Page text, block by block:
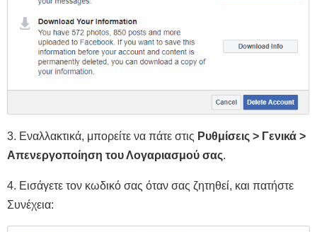
3. Εναλλακτικά, μπορείτε να πάτε στις Ρυθμίσεις > Γενικά >
Απενεργοποίηση του Λογαριασμού σας.
4. Εισάγετε τον κωδικό σας όταν σας ζητηθεί, και πατήστε
Συνέχεια: